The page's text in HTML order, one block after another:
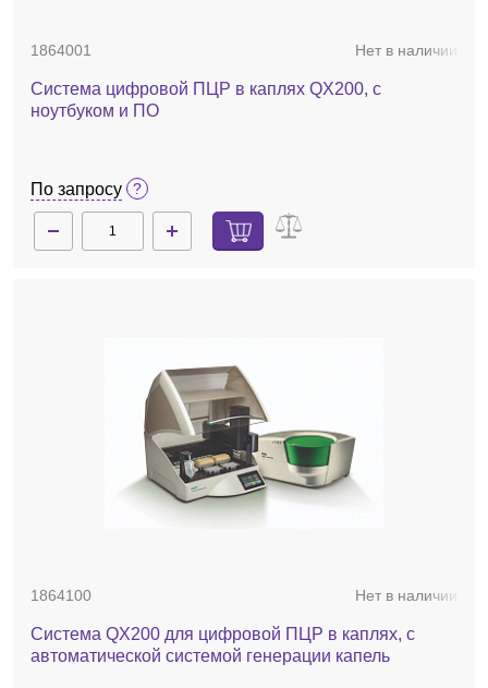
1864001 Нет в наличии
Система цифровой ПЦР в каплях QX200, с
ноутбуком и ПО
По запросу
1864100 Нет в наличии
Система QX200 для цифровой ПЦР в каплях, с
автоматической системой генерации капель